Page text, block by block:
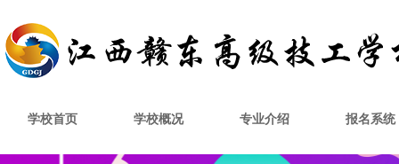
学校首页 学校概况 专业介绍 报名系统